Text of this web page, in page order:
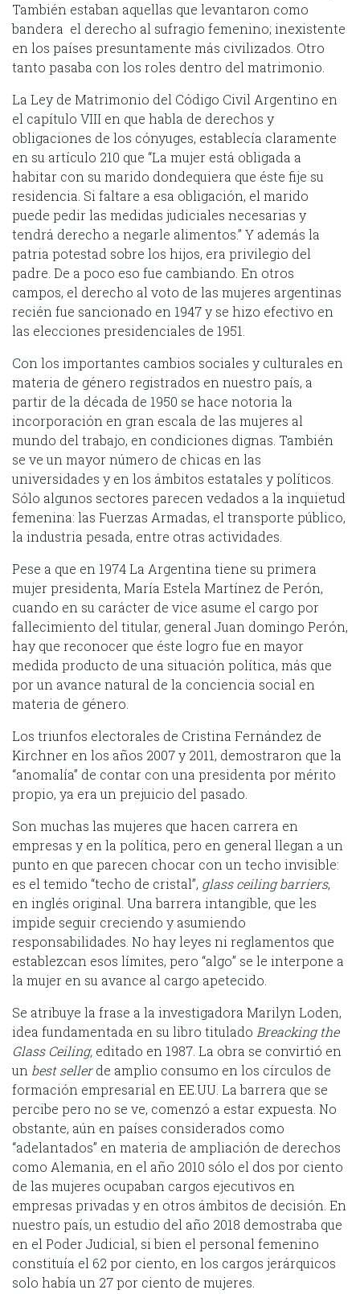
También estaban aquellas que levantaron como
bandera el derecho al sufragio femenino; inexistente
en los países presuntamente más civilizados. Otro
tanto pasaba con los roles dentro del matrimonio.
La Ley de Matrimonio del Código Civil Argentino en
el capítulo VIII en que habla de derechos y
obligaciones de los cónyuges, establecía claramente
en su artículo 210 que “La mujer está obligada a
habitar con su marido dondequiera que éste fije su
residencia. Si faltare a esa obligación, el marido
puede pedir las medidas judiciales necesarias y
tendrá derecho a negarle alimentos.” Y además la
patria potestad sobre los hijos, era privilegio del
padre. De a poco eso fue cambiando. En otros
campos, el derecho al voto de las mujeres argentinas
recién fue sancionado en 1947 y se hizo efectivo en
las elecciones presidenciales de 1951.
Con los importantes cambios sociales y culturales en
materia de género registrados en nuestro país, a
partir de la década de 1950 se hace notoria la
incorporación en gran escala de las mujeres al
mundo del trabajo, en condiciones dignas. También
se ve un mayor número de chicas en las
universidades y en los ámbitos estatales y políticos.
Sólo algunos sectores parecen vedados a la inquietud
femenina: las Fuerzas Armadas, el transporte público,
la industria pesada, entre otras actividades.
Pese a que en 1974 La Argentina tiene su primera
mujer presidenta, María Estela Martínez de Perón,
cuando en su carácter de vice asume el cargo por
fallecimiento del titular, general Juan domingo Perón,
hay que reconocer que éste logro fue en mayor
medida producto de una situación política, más que
por un avance natural de la conciencia social en
materia de género.
Los triunfos electorales de Cristina Fernández de
Kirchner en los años 2007 y 2011, demostraron que la
“anomalía” de contar con una presidenta por mérito
propio, ya era un prejuicio del pasado.
Son muchas las mujeres que hacen carrera en
empresas y en la política, pero en general llegan a un
punto en que parecen chocar con un techo invisible:
es el temido “techo de cristal”, glass ceiling barriers,
en inglés original. Una barrera intangible, que les
impide seguir creciendo y asumiendo
responsabilidades. No hay leyes ni reglamentos que
establezcan esos límites, pero “algo” se le interpone a
la mujer en su avance al cargo apetecido.
Se atribuye la frase a la investigadora Marilyn Loden,
idea fundamentada en su libro titulado Breacking the
Glass Ceiling, editado en 1987. La obra se convirtió en
un best sellerde amplio consumo en los círculos de
formación empresarial en EE.UU. La barrera que se
percibe pero no se ve, comenzó a estar expuesta. No
obstante, aún en países considerados como
“adelantados” en materia de ampliación de derechos
como Alemania, en el año 2010 sólo el dos por ciento
de las mujeres ocupaban cargos ejecutivos en
empresas privadas y en otros ámbitos de decisión. En
nuestro país, un estudio del año 2018 demostraba que
en el Poder Judicial, si bien el personal femenino
constituía el 62 por ciento, en los cargos jerárquicos
solo había un 27 por ciento de mujeres.